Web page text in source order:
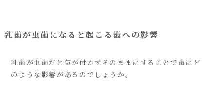
乳歯が虫歯になると起こる歯への影響
乳歯が虫歯だと気が付かずそのままにすることで歯にど
のような影響があるのでしょうか。